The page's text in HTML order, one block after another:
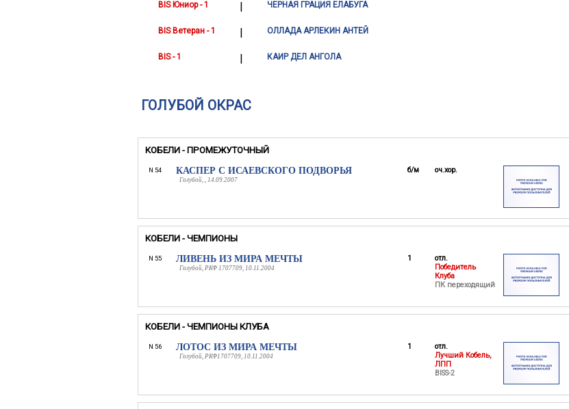
BIS Юниор - 1 | ЧЕРНАЯ ГРАЦИЯ ЕЛАБУГА
BIS Ветеран - 1 | ОЛЛАДА АРЛЕКИН АНТЕЙ
BIS - 1 | КАИР ДЕЛ АНГОЛА
ГОЛУБОЙ ОКРАС
КОБЕЛИ - ПРОМЕЖУТОЧНЫЙ
N 54 КАСПЕР С ИСАЕВСКОГО ПОДВОРЬЯ
Голубой, , 14.09.2007
б/м оч.хор.
КОБЕЛИ - ЧЕМПИОНЫ
N 55 ЛИВЕНЬ ИЗ МИРА МЕЧТЫ
Голубой, РКФ 1707709, 10.11.2004
1
отл.
Победитель
Клуба
ПК переходящий
КОБЕЛИ - ЧЕМПИОНЫ КЛУБА
N 56 ЛОТОС ИЗ МИРА МЕЧТЫ
Голубой, РКФ1707709, 10.11.2004
1
отл.
Лучший Кобель,
ЛПП
BISS-2